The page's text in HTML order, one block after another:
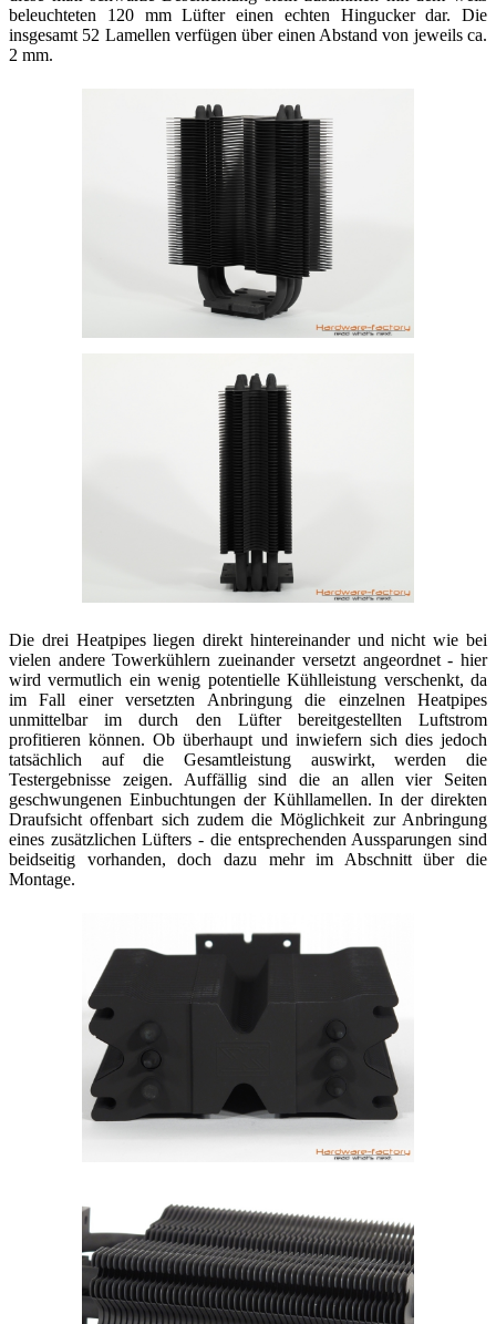
beleuchteten 120 mm Lüfter einen echten Hingucker dar. Die
insgesamt 52 Lamellen verfügen über einen Abstand von jeweils ca.
2 mm.
Die drei Heatpipes liegen direkt hintereinander und nicht wie bei
vielen andere Towerkühlern zueinander versetzt angeordnet - hier
wird vermutlich ein wenig potentielle Kühlleistung verschenkt, da
im Fall einer versetzten Anbringung die einzelnen Heatpipes
unmittelbar im durch den Lüfter bereitgestellten Luftstrom
profitieren können. Ob überhaupt und inwiefern sich dies jedoch
tatsächlich auf die Gesamtleistung auswirkt, werden die
Testergebnisse zeigen. Auffällig sind die an allen vier Seiten
geschwungenen Einbuchtungen der Kühllamellen. In der direkten
Draufsicht offenbart sich zudem die Möglichkeit zur Anbringung
eines zusätzlichen Lüfters - die entsprechenden Aussparungen sind
beidseitig vorhanden, doch dazu mehr im Abschnitt über die
Montage.